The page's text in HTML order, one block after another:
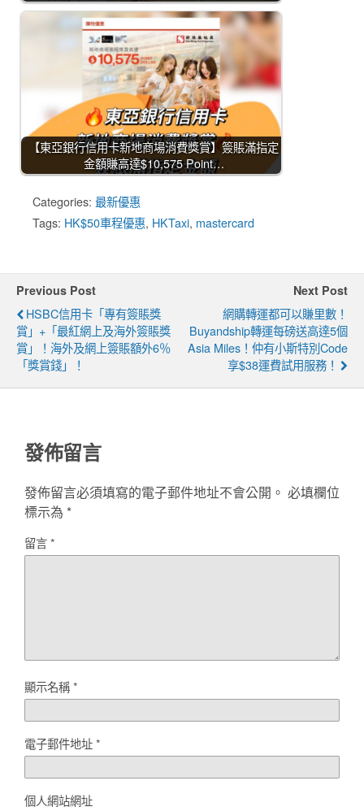
【東亞銀行信用卡新地商場消費獎賞】簽賬滿指定
金額賺高達$10,575 Point…
Categories: 最新優惠
Tags: HK$50車程優惠, HKTaxi, mastercard
Previous Post
HSBC信用卡「專有簽賬獎
賞」+「最紅網上及海外簽賬獎
賞」！海外及網上簽賬額外6％
「獎賞錢」！
Next Post
網購轉運都可以賺里數！
Buyandship轉運每磅送高達5個
Asia Miles！仲有小斯特別code
享$38運費試用服務！
發佈留言
發佈留言必須填寫的電子郵件地址不會公開。 必填欄位
標示為 *
留言*
顯示名稱*
電子郵件地址*
個人網站網址